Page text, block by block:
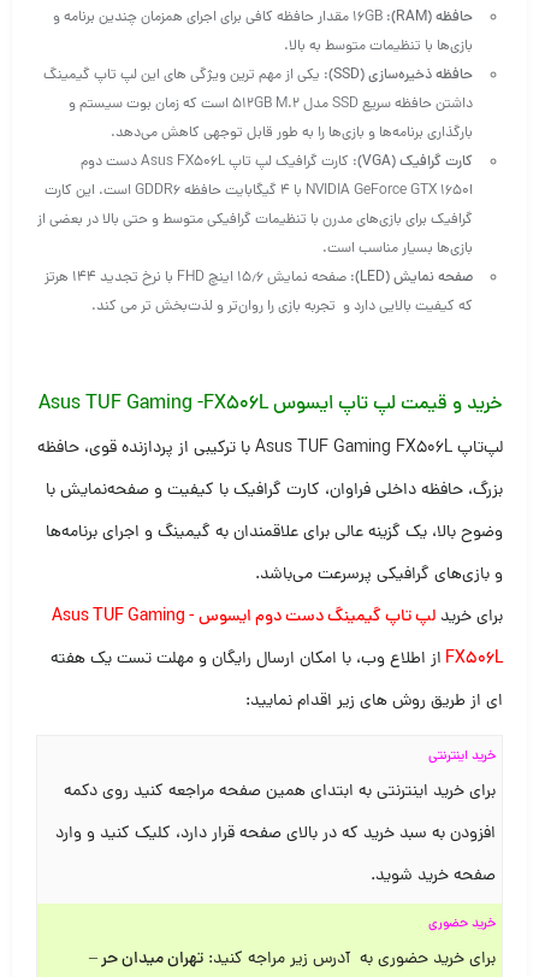
حافظه (RAM)
: 16GB مقدار حافظه کافی برای اجرای همزمان چندین برنامه و
بازی‌ها با تنظیمات متوسط به بالا.
حافظه ذخیره‌سازی (SSD)
: یکی از مهم ترین ویژگی های این لپ تاپ گیمینگ
داشتن حافظه سریع SSD مدل ۵۱۲GB M.2 است که زمان بوت سیستم و
بارگذاری برنامه‌ها و بازی‌ها را به طور قابل توجهی کاهش می‌دهد.
کارت گرافیک (VGA)
: کارت گرافیک لپ‌ تاپ Asus FX506L دست دوم
اNVIDIA GeForce GTX 1650 با ۴ گیگابایت حافظه GDDR6 است. این کارت
گرافیک برای بازی‌های مدرن با تنظیمات گرافیکی متوسط و حتی بالا در بعضی از
بازی‌ها بسیار مناسب است.
صفحه نمایش (LED)
: صفحه نمایش ۱۵٫۶ اینچ FHD با نرخ تجدید ۱۴۴ هرتز
که کیفیت بالایی دارد و تجربه بازی را روان‌تر و لذت‌بخش‌ تر می‌ کند.
خرید و قیمت لپ تاپ ایسوسAsus TUF Gaming -FX506L
لپ‌تاپ Asus TUF Gaming FX506L با ترکیبی از پردازنده قوی، حافظه
بزرگ، حافظه داخلی فراوان، کارت گرافیک با کیفیت و صفحه‌نمایش با
وضوح بالا، یک گزینه عالی برای علاقمندان به گیمینگ و اجرای برنامه‌ها
و بازی‌های گرافیکی پرسرعت می‌باشد.
برای خرید
لپ تاپ گیمینگ دست دوم ایسوس Asus TUF Gaming -
FX506L از اطلاع وب، با امکان ارسال رایگان و مهلت تست یک هفته
ای از طریق روش های زیر اقدام نمایید:
خرید اینترنتی
برای خرید اینترنتی به ابتدای همین صفحه مراجعه کنید روی دکمه
افزودن به سبد خرید که در بالای صفحه قرار دارد، کلیک کنید و وارد
صفحه خرید شوید.
خرید حضوری
برای خرید حضوری به آدرس زیر مراجه کنید: تهران میدان حر –